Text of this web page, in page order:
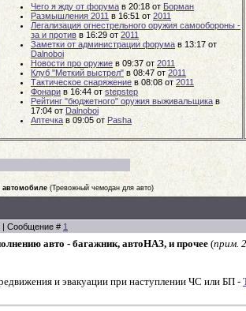
Чего я жду от форума в 20:18 от Борман
Размышления 2011 в 16:51 от 2011
Легализация огнестрельного оружия самообороны -
за и против в 16:29 от 2011
Заметки от администрации форума в 13:17 от
Dalnoboi
Новости про оружие в 09:37 от 2011
Клуб "Меткий выстрел" в 08:47 от 2011
Тактическое снаряжение в 08:08 от 2011
Фонари в 16:44 от stepstep
Рейтинг "бюджетного" оружия выживальщика в
17:04 от Dalnoboi
Аптечка в 09:05 от Pasha
автомобиле (Тревожный чемодан для авто)
| Сообщение # 1
авто - багажник, автоНАЗ, и прочее (прим.
и эвакуации при наступлении ЧС или БП -